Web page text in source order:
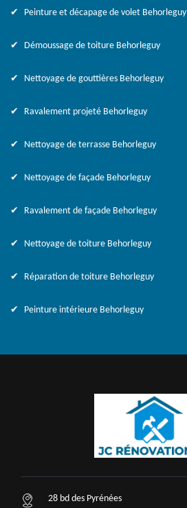
Peinture et décapage de volet Behorleguy
Démoussage de toiture Behorleguy
Nettoyage de gouttières Behorleguy
Ravalement projeté Behorleguy
Nettoyage de terrasse Behorleguy
Nettoyage de façade Behorleguy
Ravalement de façade Behorleguy
Nettoyage de toiture Behorleguy
Réparation de toiture Behorleguy
Peinture intérieure Behorleguy
28 bd des Pyrénées